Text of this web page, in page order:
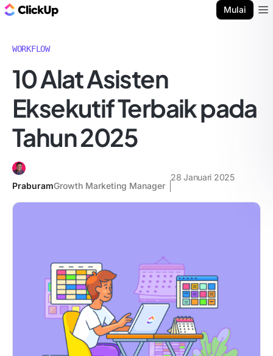
Mulai
WORKFLOW
10 Alat Asisten
Eksekutif Terbaik pada
Tahun 2025
PraburamGrowth Marketing Manager
28 Januari 2025